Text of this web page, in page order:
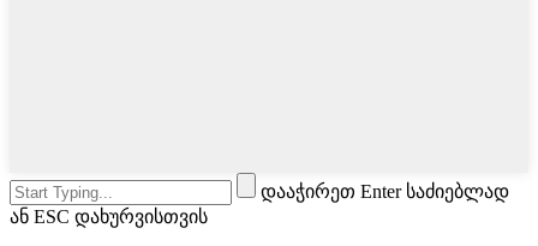
დააჭირეთ Enter საძიებლად
ან ESC დახურვისთვის